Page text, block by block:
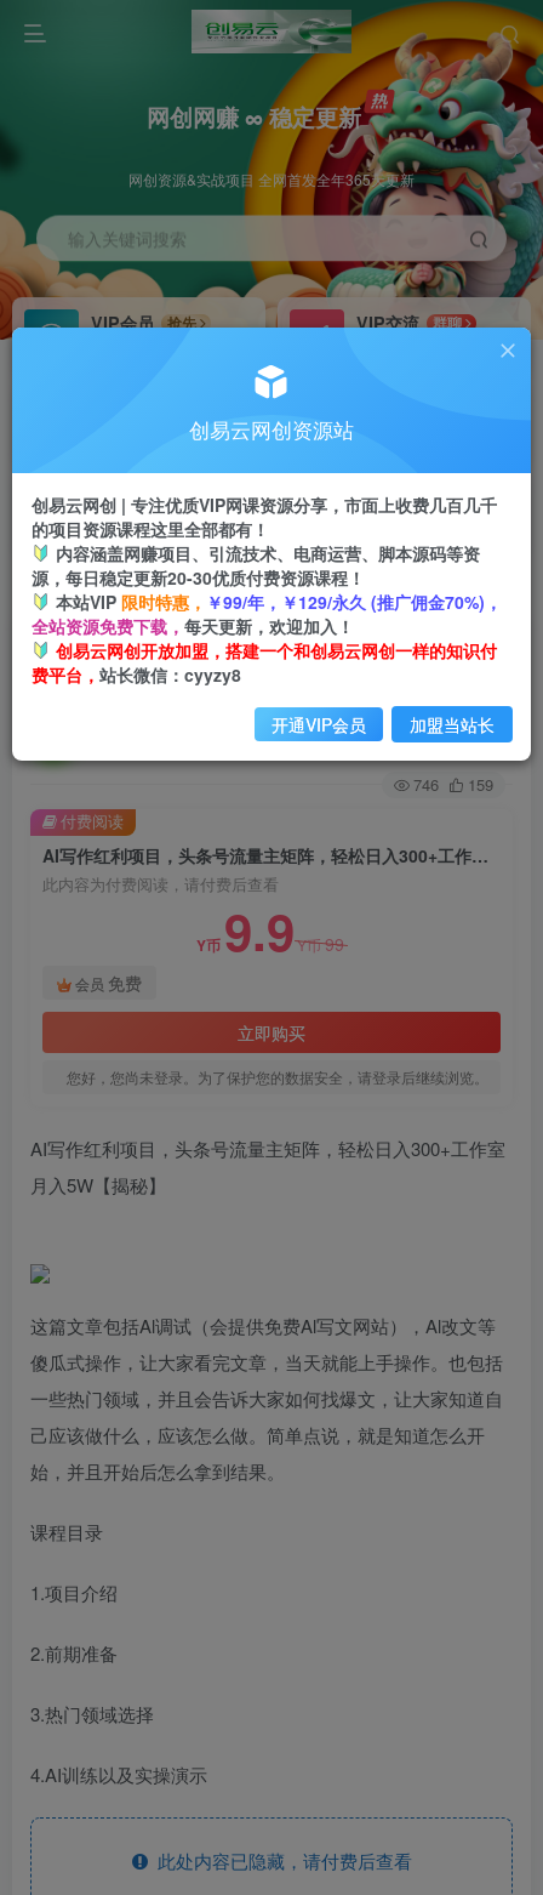
网创网赚 ∞ 稳定更新
网创资源&实战项目 全网首发全年365天更新
输入关键词搜索
VIP会员
抢先
VIP交流
群聊
研究探讨更多创业项目路子。
会员专属推广链接
挂机 项目
脚本卡密
APP下载
GO
首页 创业课程 会员免费 正文
AI写作红利项目，头条号流量主矩阵，轻松日入
300+工作室月入5W【揭秘】
关注
746 159
AI写作红利项目，头条号流量主矩阵，轻松日入300+工作室月入5W【揭秘】
此内容为付费阅读，请付费后查看
Y币 9.9Y币99
会员 免费
立即购买
您好，您尚未登录。为了保护您的数据安全，请登录后继续浏览。
付费阅读
AI写作红利项目，头条号流量主矩阵，轻松日入300+工作室
月入5W【揭秘】
这篇文章包括Al调试（会提供免费Al写文网站），Al改文等
傻瓜式操作，让大家看完文章，当天就能上手操作。也包括
一些热门领域，并且会告诉大家如何找爆文，让大家知道自
己应该做什么，应该怎么做。简单点说，就是知道怎么开
始，并且开始后怎么拿到结果。
课程目录
1.项目介绍
2.前期准备
3.热门领域选择
4.AI训练以及实操演示
此处内容已隐藏，请付费后查看
创易云网创资源站
创易云网创 | 专注优质VIP网课资源分享，市面上收费几百几千
的项目资源课程这里全部都有！
内容涵盖网赚项目、引流技术、电商运营、脚本源码等资
源，每日稳定更新20-30优质付费资源课程！
本站VIP 限时特惠， ￥99/年，￥129/永久 (推广佣金70%)，
全站资源免费下载， 每天更新，欢迎加入！
创易云网创开放加盟，搭建一个和创易云网创一样的知识付
费平台， 站长微信：cyyzy8
开通VIP会员 加盟当站长